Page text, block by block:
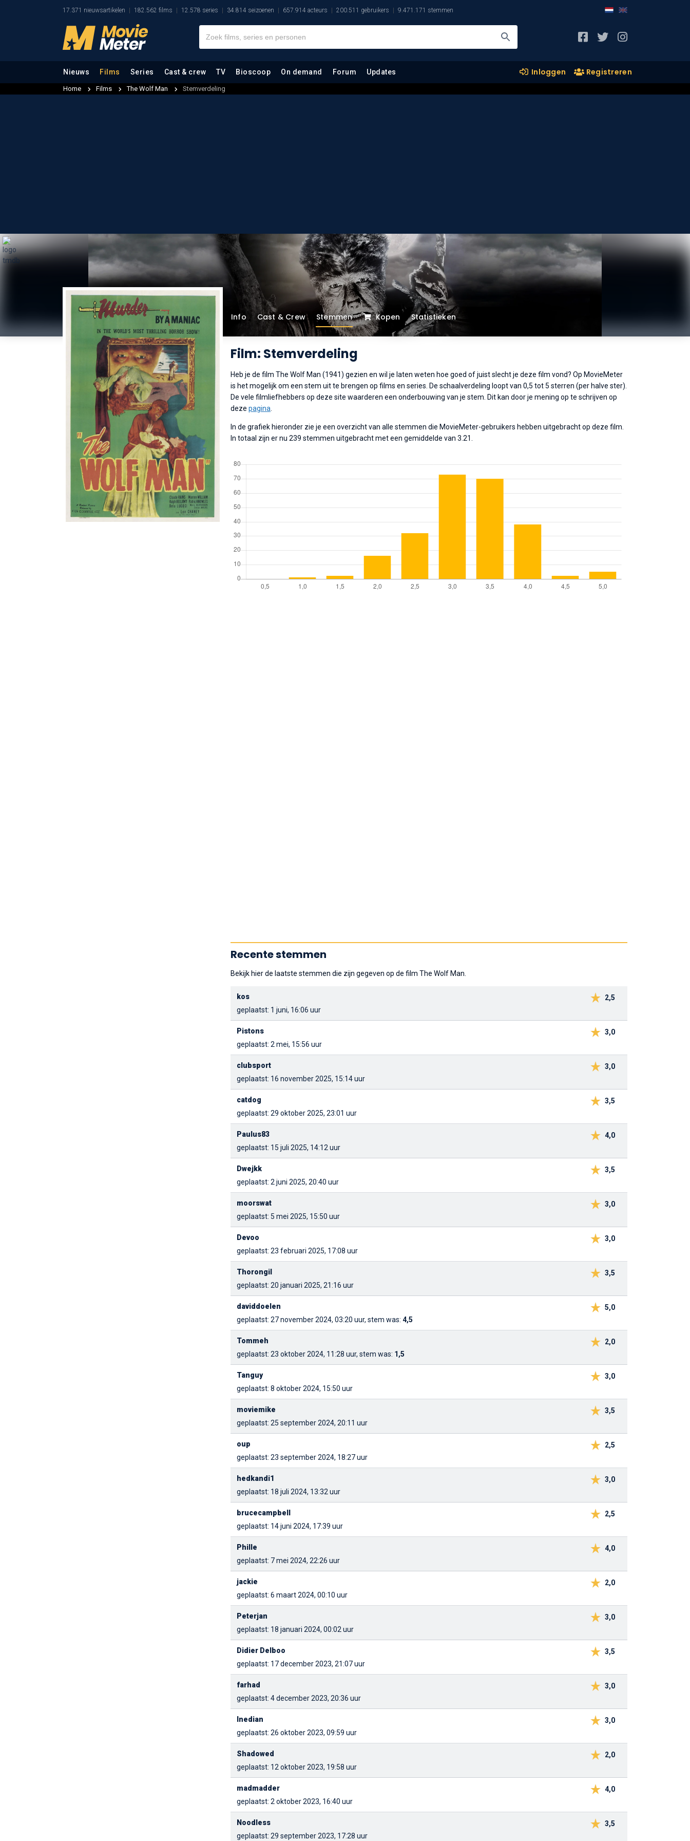
17.371 nieuwsartikelen 182.562 films 12.578 series 34.814 seizoenen 657.914 acteurs 200.511 gebruikers 9.471.171 stemmen
Nieuws Films Series Cast & crew TV Bioscoop On demand Forum Updates Inloggen Registreren
Home Films The Wolf Man Stemverdeling
Info Cast & Crew Stemmen Kopen Statistieken
Film: Stemverdeling
Heb je de film The Wolf Man (1941) gezien en wil je laten weten hoe goed of juist slecht je deze film vond? Op MovieMeter
is het mogelijk om een stem uit te brengen op films en series. De schaalverdeling loopt van 0,5 tot 5 sterren (per halve ster).
De vele filmliefhebbers op deze site waarderen een onderbouwing van je stem. Dit kan door je mening op te schrijven op
deze pagina
In de grafiek hieronder zie je een overzicht van alle stemmen die MovieMeter-gebruikers hebben uitgebracht op deze film.
In totaal zijn er nu 239 stemmen uitgebracht met een gemiddelde van 3.21.
Recente stemmen
Bekijk hier de laatste stemmen die zijn gegeven op de film The Wolf Man.
2,5
kos
geplaatst: 1 juni, 16:06 uur
3,0
Pistons
geplaatst: 2 mei, 15:56 uur
3,0
clubsport
geplaatst: 16 november 2025, 15:14 uur
3,5
catdog
geplaatst: 29 oktober 2025, 23:01 uur
4,0
Paulus83
geplaatst: 15 juli 2025, 14:12 uur
3,5
Dwejkk
geplaatst: 2 juni 2025, 20:40 uur
3,0
moorswat
geplaatst: 5 mei 2025, 15:50 uur
3,0
Devoo
geplaatst: 23 februari 2025, 17:08 uur
3,5
Thorongil
geplaatst: 20 januari 2025, 21:16 uur
5,0
daviddoelen
geplaatst: 27 november 2024, 03:20 uur, stem was: 4,5
2,0
Tommeh
geplaatst: 23 oktober 2024, 11:28 uur, stem was: 1,5
3,0
Tanguy
geplaatst: 8 oktober 2024, 15:50 uur
3,5
moviemike
geplaatst: 25 september 2024, 20:11 uur
2,5
oup
geplaatst: 23 september 2024, 18:27 uur
3,0
hedkandi1
geplaatst: 18 juli 2024, 13:32 uur
2,5
brucecampbell
geplaatst: 14 juni 2024, 17:39 uur
4,0
Phille
geplaatst: 7 mei 2024, 22:26 uur
2,0
jackie
geplaatst: 6 maart 2024, 00:10 uur
3,0
Peterjan
geplaatst: 18 januari 2024, 00:02 uur
3,5
Didier Delboo
geplaatst: 17 december 2023, 21:07 uur
3,0
farhad
geplaatst: 4 december 2023, 20:36 uur
3,0
Inedian
geplaatst: 26 oktober 2023, 09:59 uur
2,0
Shadowed
geplaatst: 12 oktober 2023, 19:58 uur
4,0
madmadder
geplaatst: 2 oktober 2023, 16:40 uur
3,5
Noodless
geplaatst: 29 september 2023, 17:28 uur